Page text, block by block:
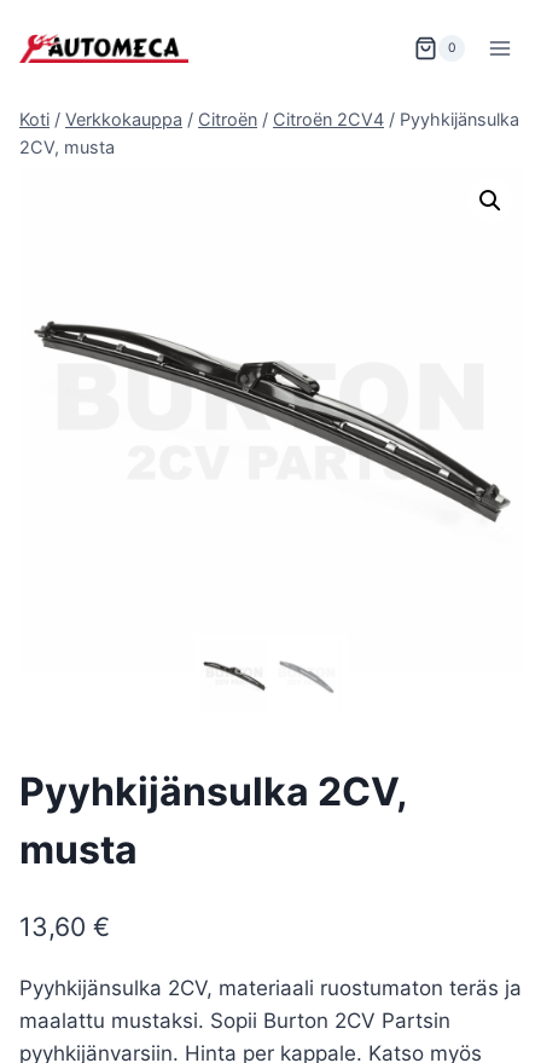
sisältöön
0
Koti / Verkkokauppa / Citroën / Citroën 2CV4 / Pyyhkijänsulka
2CV, musta
Pyyhkijänsulka 2CV,
musta
13,60 €
Pyyhkijänsulka 2CV, materiaali ruostumaton teräs ja
maalattu mustaksi. Sopii Burton 2CV Partsin
pyyhkijänvarsiin. Hinta per kappale. Katso myös